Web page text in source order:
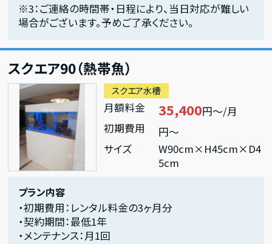
※3：ご連絡の時間帯・日程により、当日対応が難しい
場合がございます。予めご了承ください。
スクエア90（熱帯魚）
スクエア水槽
月額料金 35,400円～/月
初期費用
円～
サイズ
W90cm×H45cm×D4
5cm
プラン内容
・初期費用：レンタル料金の3ヶ月分
・契約期間：最低1年
・メンテナンス：月1回